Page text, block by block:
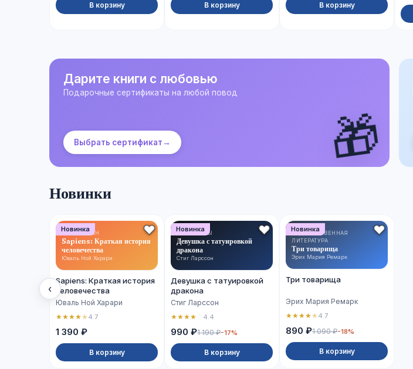
В корзину В корзину В корзину
Дарите книги с любовью
Подарочные сертификаты на любой повод
Выбрать сертификат → 🎁
Новинки
‹
Новинка
НОН-ФИКШН
Sapiens: Краткая история
человечества
Юваль Ной Харари
Sapiens: Краткая история
человечества
Юваль Ной Харари
★★★★★4.7
1 390 ₽
В корзину
Новинка
ДЕТЕКТИВЫ
Девушка с татуировкой
дракона
Стиг Ларссон
Девушка с татуировкой
дракона
Стиг Ларссон
★★★★ 4.4
990 ₽1 190 ₽-17%
В корзину
Новинка
ХУДОЖЕСТВЕННАЯ
ЛИТЕРАТУРА
Три товарища
Эрих Мария Ремарк
Три товарища
Эрих Мария Ремарк
★★★★★4.7
890 ₽1 090 ₽-18%
В корзину